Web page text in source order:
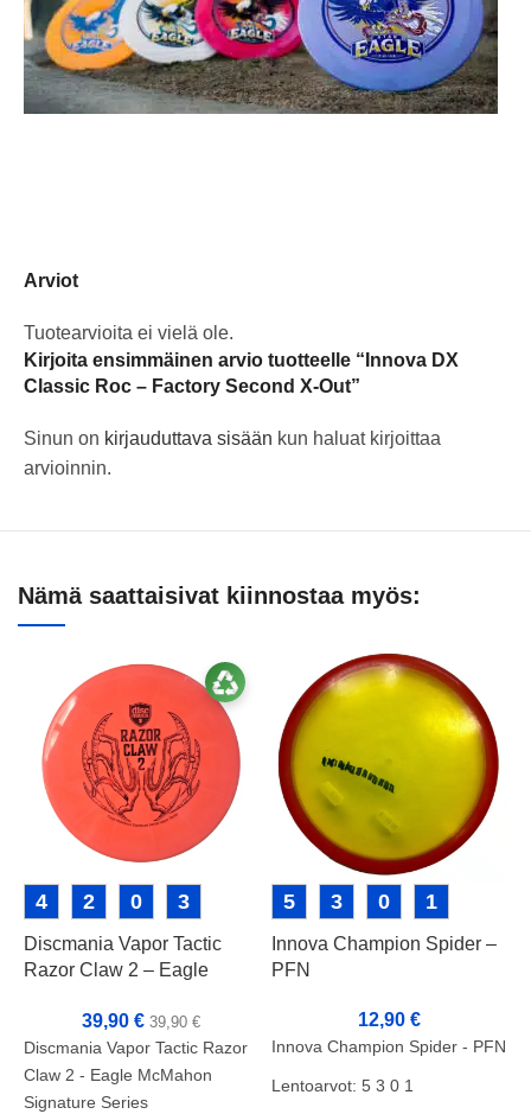
Arviot
Tuotearvioita ei vielä ole.
Kirjoita ensimmäinen arvio tuotteelle “Innova DX
Classic Roc – Factory Second X-Out”
Sinun on kirjauduttava sisään kun haluat kirjoittaa
arvioinnin.
Nämä saattaisivat kiinnostaa myös:
4 2 0 3
Discmania Vapor Tactic
Razor Claw 2 – Eagle
39,90€ 39,90€
Discmania Vapor Tactic Razor
Claw 2 - Eagle McMahon
Signature Series
5 3 0 1
Innova Champion Spider –
PFN
12,90 €
Innova Champion Spider - PFN
Lentoarvot: 5 3 0 1